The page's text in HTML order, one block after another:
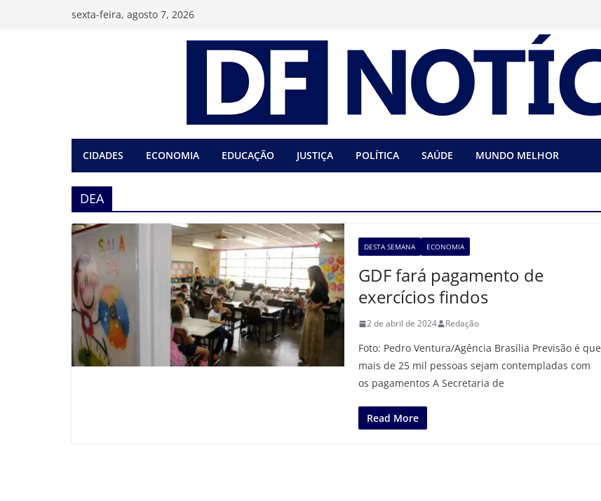
sexta-feira, agosto 7, 2026
CIDADES ECONOMIA EDUCAÇÃO JUSTIÇA POLÍTICA SAÚDE MUNDO MELHOR
DEA
DESTA SEMANA ECONOMIA
GDF fará pagamento de
exercícios findos
2 de abril de 2024 Redação
Foto: Pedro Ventura/Agência Brasília Previsão é que
mais de 25 mil pessoas sejam contempladas com
os pagamentos A Secretaria de
Read More